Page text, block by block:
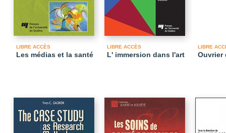
LIBRE ACCÈS
Les médias et la santé
LIBRE ACCÈS
L' immersion dans l'art
LIBRE
Ouvrier